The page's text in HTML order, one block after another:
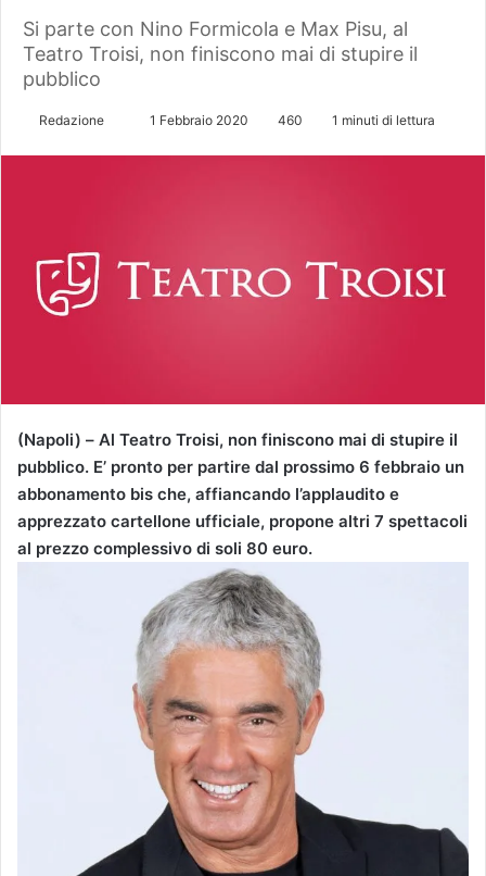
Si parte con Nino Formicola e Max Pisu, al
Teatro Troisi, non finiscono mai di stupire il
pubblico
Redazione
i
l
1 Febbraio 2020 460 1 minuti di lettura
(Napoli) – Al Teatro Troisi, non finiscono mai di stupire il
pubblico. E’ pronto per partire dal prossimo 6 febbraio un
abbonamento bis che, affiancando l’applaudito e
apprezzato cartellone ufficiale, propone altri 7 spettacoli
al prezzo complessivo di soli 80 euro.